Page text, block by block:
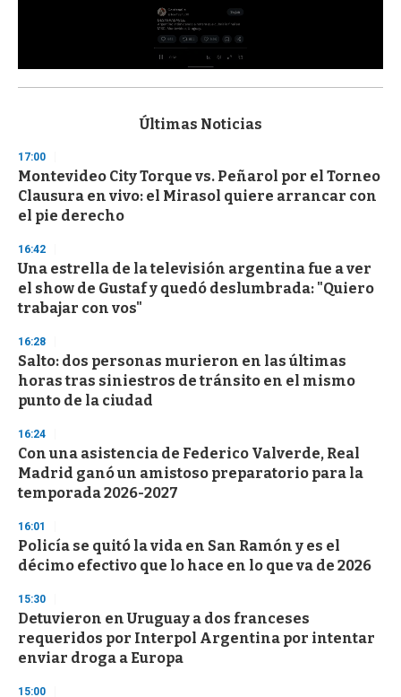
s
d
s
o
f
3
s
e
c
o
n
Últimas Noticias
17:00
Montevideo City Torque vs. Peñarol por el Torneo
Clausura en vivo: el Mirasol quiere arrancar con
el pie derecho
16:42
Una estrella de la televisión argentina fue a ver
el show de Gustaf y quedó deslumbrada: "Quiero
trabajar con vos"
16:28
Salto: dos personas murieron en las últimas
horas tras siniestros de tránsito en el mismo
punto de la ciudad
16:24
Con una asistencia de Federico Valverde, Real
Madrid ganó un amistoso preparatorio para la
temporada 2026-2027
16:01
Policía se quitó la vida en San Ramón y es el
décimo efectivo que lo hace en lo que va de 2026
15:30
Detuvieron en Uruguay a dos franceses
requeridos por Interpol Argentina por intentar
enviar droga a Europa
15:00